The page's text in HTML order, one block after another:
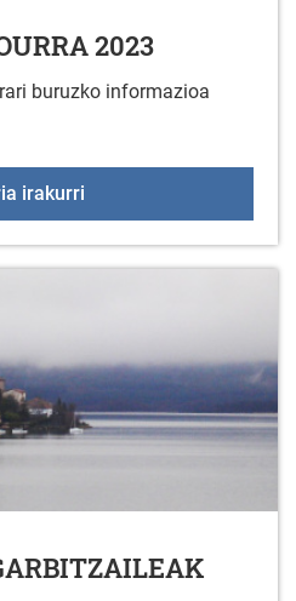
2023
buruzko informazioa
irakurri